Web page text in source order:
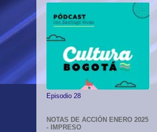
Episodio 28
NOTAS DE ACCIÓN ENERO 2025
- IMPRESO